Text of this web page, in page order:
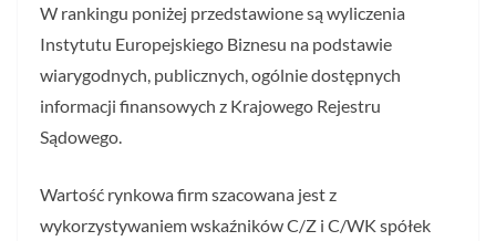
W rankingu poniżej przedstawione są wyliczenia
Instytutu Europejskiego Biznesu na podstawie
wiarygodnych, publicznych, ogólnie dostępnych
informacji finansowych z Krajowego Rejestru
Sądowego.
Wartość rynkowa firm szacowana jest z
wykorzystywaniem wskaźników C/Z i C/WK spółek